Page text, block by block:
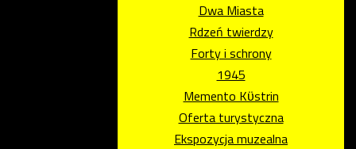
Dwa Miasta
Rdzeń twierdzy
Forty i schrony
1945
Memento Kϋstrin
Oferta turystyczna
Ekspozycja muzealna